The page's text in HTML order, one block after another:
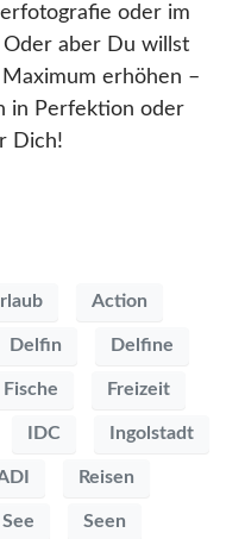
oder im
aber Du willst
erhöhen –
in Perfektion oder
Dich!
Action
Delfin Delfine
Fische Freizeit
IDC Ingolstadt
Reisen
See Seen